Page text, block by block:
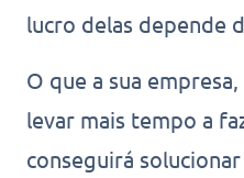
lucro delas depende
O que a sua
levar mais tempo a
conseguirá